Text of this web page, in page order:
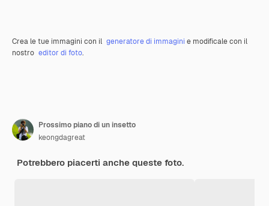
Crea le tue immagini con il generatore di immagini e modificale con il
nostro editor di foto.
Prossimo piano di un insetto
keongdagreat
Potrebbero piacerti anche queste foto.